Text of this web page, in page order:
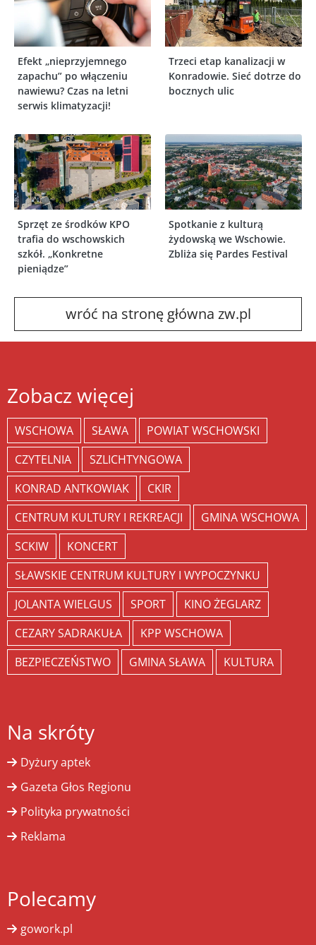
Efekt „nieprzyjemnego
zapachu” po włączeniu
nawiewu? Czas na letni
serwis klimatyzacji!
Trzeci etap kanalizacji w
Konradowie. Sieć dotrze do
bocznych ulic
Sprzęt ze środków KPO
trafia do wschowskich
szkół. „Konkretne
pieniądze”
Spotkanie z kulturą
żydowską we Wschowie.
Zbliża się Pardes Festival
wróć na stronę główna zw.pl
Zobacz więcej
WSCHOWA SŁAWA
POWIAT WSCHOWSKI
CZYTELNIA
SZLICHTYNGOWA
KONRAD ANTKOWIAK
CKIR
CENTRUM KULTURY I REKREACJI
GMINA WSCHOWA
SCKIW
KONCERT
SŁAWSKIE CENTRUM KULTURY I WYPOCZYNKU
JOLANTA WIELGUS
SPORT
KINO ŻEGLARZ
CEZARY SADRAKUŁA
KPP WSCHOWA
BEZPIECZEŃSTWO
GMINA SŁAWA KULTURA
Na skróty
Dyżury aptek
Gazeta Głos Regionu
Polityka prywatności
Reklama
Polecamy
gowork.pl